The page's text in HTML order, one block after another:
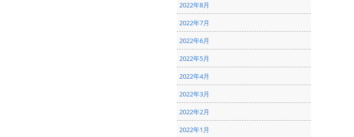
2022年8月
2022年7月
2022年6月
2022年5月
2022年4月
2022年3月
2022年2月
2022年1月